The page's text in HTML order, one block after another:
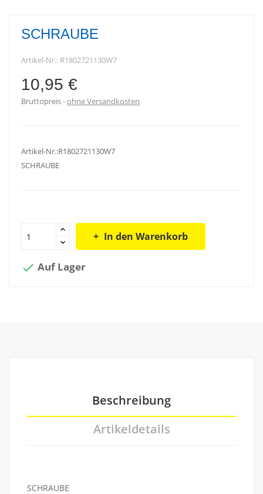
SCHRAUBE
Artikel-Nr.: R1802721130W7
10,95 €
Bruttopreis ohne Versandkosten
Artikel-Nr.:R1802721130W7
SCHRAUBE
In den Warenkorb
 Auf Lager
Beschreibung
Artikeldetails
SCHRAUBE